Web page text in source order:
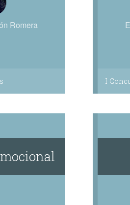
Romera
I